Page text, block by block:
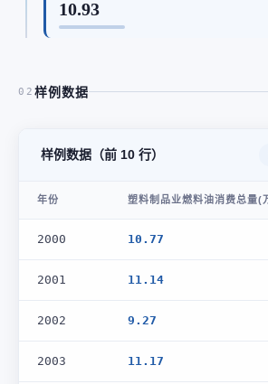
10.93
02 样例数据
样例数据（前 10 行）
年份 塑料制品业燃料油消费总量(
2000 10.77
2001 11.14
2002 9.27
2003 11.17